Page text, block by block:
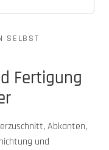
SELBST
Fertigung
Abkanten,
und